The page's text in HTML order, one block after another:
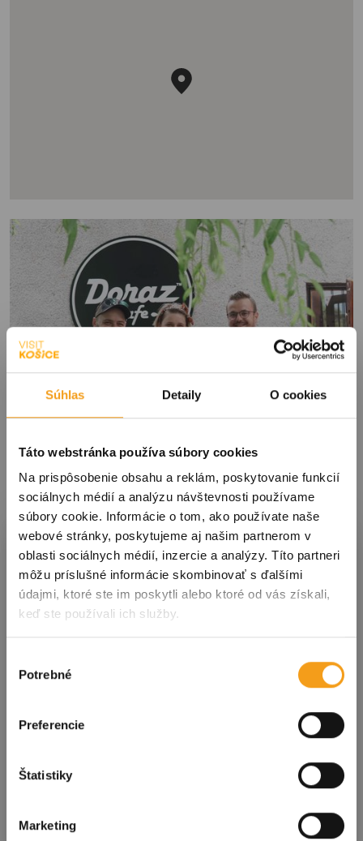
Súhlas Detaily O cookies
Táto webstránka používa súbory cookies
Na prispôsobenie obsahu a reklám, poskytovanie funkcií
sociálnych médií a analýzu návštevnosti používame
súbory cookie. Informácie o tom, ako používate naše
webové stránky, poskytujeme aj našim partnerom v
oblasti sociálnych médií, inzercie a analýzy. Títo partneri
môžu príslušné informácie skombinovať s ďalšími
údajmi, ktoré ste im poskytli alebo ktoré od vás získali,
keď ste používali ich služby.
súhlasu
Potrebné
Preferencie
Štatistiky
Marketing
Prihláste sa k odberu noviniek
S nami ste vždy v obraze! Prihláste sa na odber
noviniek a dostávajte tie
informácie o podujatiach a dianí v mestepriamo
spracovaním
Potvrdiť